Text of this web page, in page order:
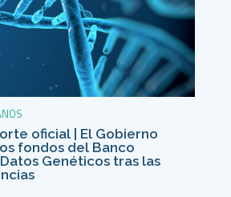
oficial | El Gobierno
fondos del Banco
Genéticos tras las